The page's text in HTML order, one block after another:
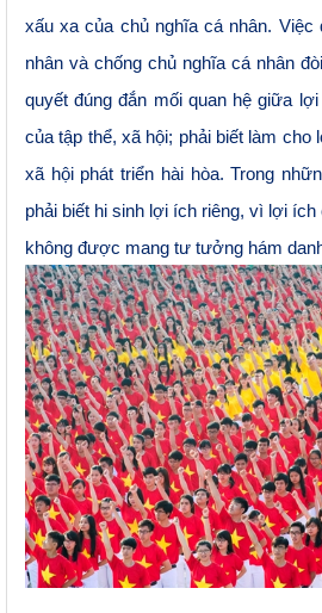
xấu xa của chủ nghĩa cá nhân.
nhân và chống chủ nghĩa cá nhân
quyết đúng đắn mối quan hệ giữa
của tập thể, xã hội; phải biết làm
xã hội phát triển hài hòa. Trong
phải biết hi sinh lợi ích riêng, vì lợi
không được mang tư tưởng hám